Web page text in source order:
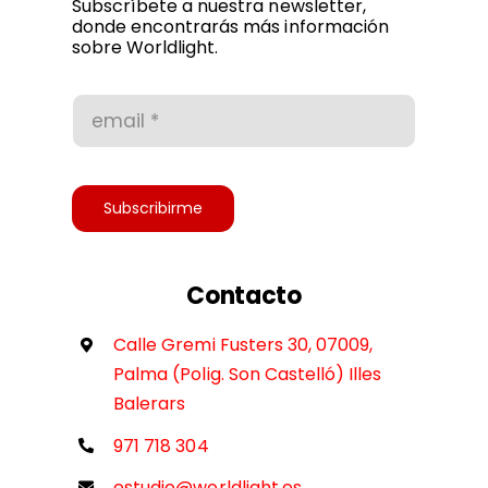
Accesibilidad
Subscríbete a nuestra newsletter,
donde encontrarás más información
sobre Worldlight.
Subscribirme
Contacto
Calle Gremi Fusters 30, 07009,
Palma (Polig. Son Castelló) Illes
Balerars
971 718 304